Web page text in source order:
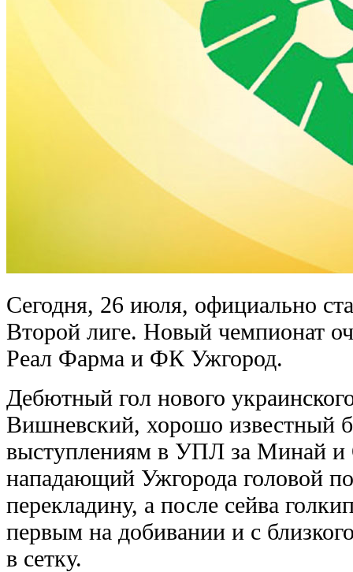
Сегодня, 26 июля, официально
Второй лиге. Новый чемпионат
Реал Фарма и ФК Ужгород.
Дебютный гол нового
Вишневский, хорошо известный
выступлениям в УПЛ за Минай и
нападающий Ужгорода головой
перекладину, а после сейва
первым на добивании и с
в сетку.